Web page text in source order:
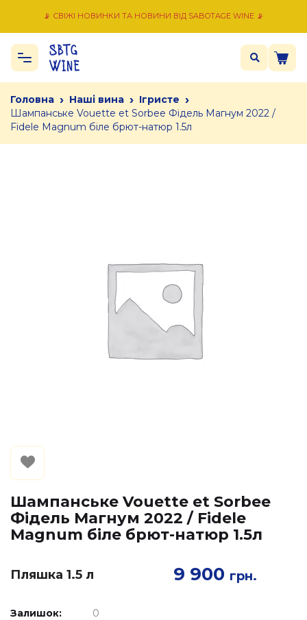
📡 СВІЖІ НОВИНКИ ТА НОВИНИ ВІД SABOTAGE WINE 📡
Головна › Наші вина › Ігристе ›
Шампанське Vouette et Sorbee Фідель Магнум 2022 /
Fidele Magnum біле брют-натюр 1.5л
Шампанське Vouette et Sorbee
Фідель Магнум 2022 / Fidele
Magnum біле брют-натюр 1.5л
Пляшка 1.5 л 9 900 грн.
Залишок:
0